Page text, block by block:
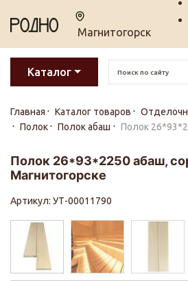
Магнитогорск
Каталог
Главная Каталог товаров
Полок
Полок абаш Полок
Полок 26*93*2250 абаш,
Магнитогорске
Артикул: УТ-00011790